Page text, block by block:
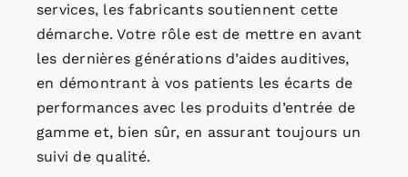
services, les fabricants soutiennent cette
démarche. Votre rôle est de mettre en avant
les dernières générations d’aides auditives,
en démontrant à vos patients les écarts de
performances avec les produits d’entrée de
gamme et, bien sûr, en assurant toujours un
suivi de qualité.